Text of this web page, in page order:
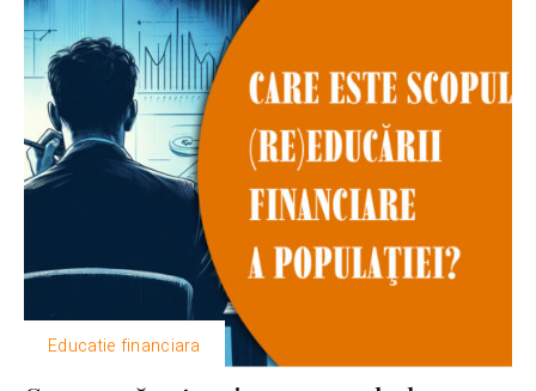
Educatie financiara